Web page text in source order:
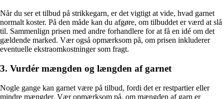
Når du ser et tilbud på strikkegarn, er det vigtigt at vide, hvad garnet
normalt koster. På den måde kan du afgøre, om tilbuddet er værd at slå
til. Sammenlign prisen med andre forhandlere for at få en idé om det
gældende marked. Vær også opmærksom på, om prisen inkluderer
eventuelle ekstraomkostninger som fragt.
3. Vurdér mængden og længden af garnet
Nogle gange kan garnet være på tilbud, fordi det er restpartier eller
mindre mængder. Vær opmærksom på, om mængden af garn er